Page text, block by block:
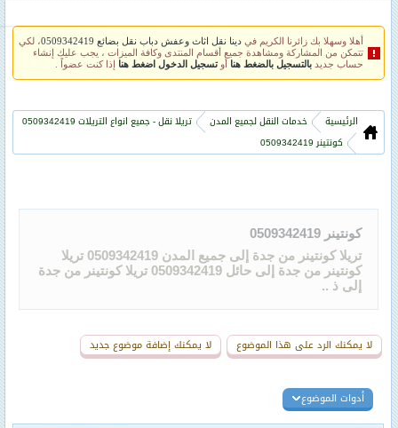
أهلا وسهلا بك زائرنا الكريم فيدينا نقل اثاث وعفش دباب نقل بضائع 0509342419
، لكي
تتمكن من المشاركة ومشاهدة جميع أقسام المنتدى وكافة الميزات ، يجب عليك إنشاء
حساب جديدبالتسجيل بالضغط هنا أوتسجيل الدخول اضغط هنا إذا كنت عضواً .
الرئيسية خدمات النقل لجميع المدن
تريلا نقل - جميع انواع التريلات 0509342419
كونتينر 0509342419
كونتينر 0509342419
تريلا كونتينر من جدة إلى جميع المدن 0509342419 تريلا
كونتينر من جدة إلى حائل 0509342419 تريلا كونتينر من جدة
إلى ذ ..
لا يمكنك الرد على هذا الموضوع لا يمكنك إضافة موضوع جديد
أدوات الموضوع